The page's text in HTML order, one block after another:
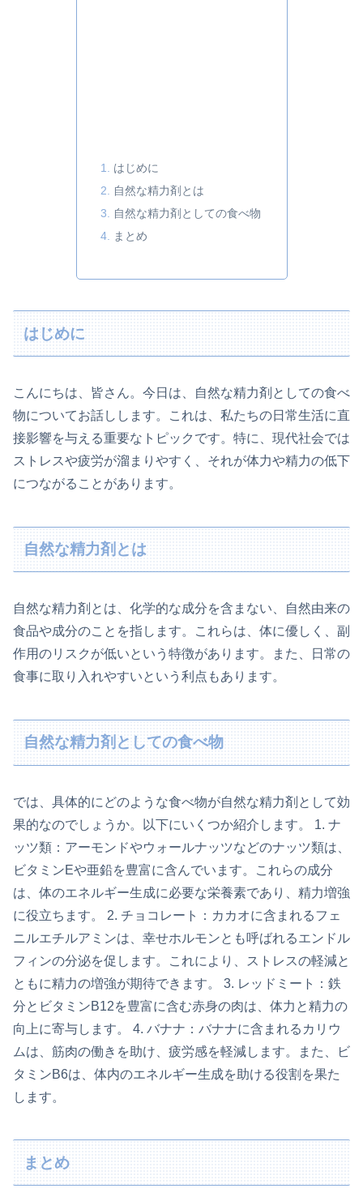
はじめに
自然な精力剤とは
自然な精力剤としての食べ物
まとめ
はじめに
こんにちは、皆さん。今日は、自然な精力剤としての食べ
物についてお話しします。これは、私たちの日常生活に直
接影響を与える重要なトピックです。特に、現代社会では
ストレスや疲労が溜まりやすく、それが体力や精力の低下
につながることがあります。
自然な精力剤とは
自然な精力剤とは、化学的な成分を含まない、自然由来の
食品や成分のことを指します。これらは、体に優しく、副
作用のリスクが低いという特徴があります。また、日常の
食事に取り入れやすいという利点もあります。
自然な精力剤としての食べ物
では、具体的にどのような食べ物が自然な精力剤として効
果的なのでしょうか。以下にいくつか紹介します。 1. ナ
ッツ類：アーモンドやウォールナッツなどのナッツ類は、
ビタミンEや亜鉛を豊富に含んでいます。これらの成分
は、体のエネルギー生成に必要な栄養素であり、精力増強
に役立ちます。 2. チョコレート：カカオに含まれるフェ
ニルエチルアミンは、幸せホルモンとも呼ばれるエンドル
フィンの分泌を促します。これにより、ストレスの軽減と
ともに精力の増強が期待できます。 3. レッドミート：鉄
分とビタミンB12を豊富に含む赤身の肉は、体力と精力の
向上に寄与します。 4. バナナ：バナナに含まれるカリウ
ムは、筋肉の働きを助け、疲労感を軽減します。また、ビ
タミンB6は、体内のエネルギー生成を助ける役割を果た
します。
まとめ